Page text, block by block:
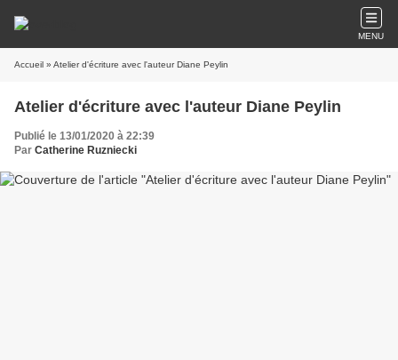
MENU
Accueil » Atelier d'écriture avec l'auteur Diane Peylin
Atelier d'écriture avec l'auteur Diane Peylin
Publié le 13/01/2020 à 22:39
Par Catherine Ruzniecki